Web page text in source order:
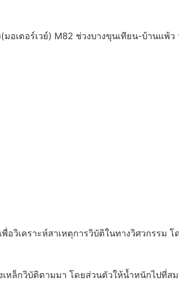
มอเตอร์เวย์) M82 ช่วงบางขุนเทียน-บ้านแพ้
อวิเคราะห์สาเหตุการวิบัติในทางวิศวกรรม
เหล็กวิบัติตามมา โดยส่วนตัวให้น้ำหนักไปที่